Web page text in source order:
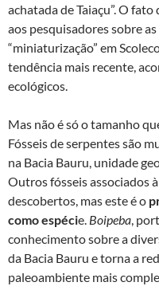
achatada de Taiaçu”. O
aos pesquisadores sobre
“miniaturização” em
tendência mais recente,
ecológicos.
Mas não é só o tamanho
Fósseis de serpentes são
na Bacia Bauru, unidade
Outros fósseis associados
descobertos, mas este é o
como espécie. Boipeba ,
conhecimento sobre a
da Bacia Bauru e torna a
paleoambiente mais